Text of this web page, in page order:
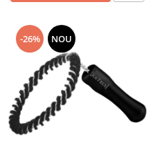
-26% NOU